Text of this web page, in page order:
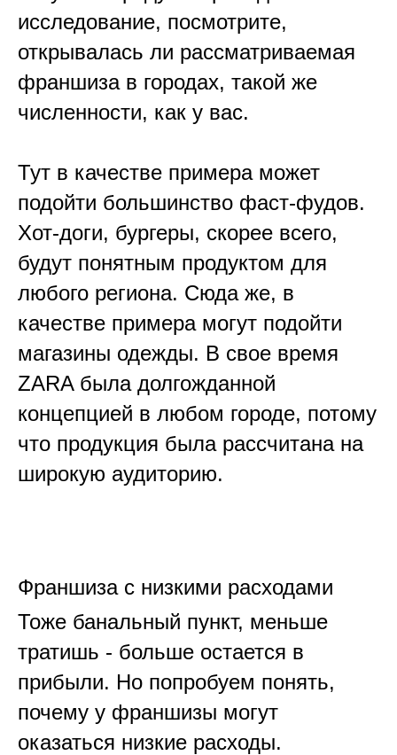
исследование, посмотрите,
открывалась ли рассматриваемая
франшиза в городах, такой же
численности, как у вас.
Тут в качестве примера может
подойти большинство фаст-фудов.
Хот-доги, бургеры, скорее всего,
будут понятным продуктом для
любого региона. Сюда же, в
качестве примера могут подойти
магазины одежды. В свое время
ZARA была долгожданной
концепцией в любом городе, потому
что продукция была рассчитана на
широкую аудиторию.
Франшиза с низкими расходами
Тоже банальный пункт, меньше
тратишь - больше остается в
прибыли. Но попробуем понять,
почему у франшизы могут
оказаться низкие расходы.